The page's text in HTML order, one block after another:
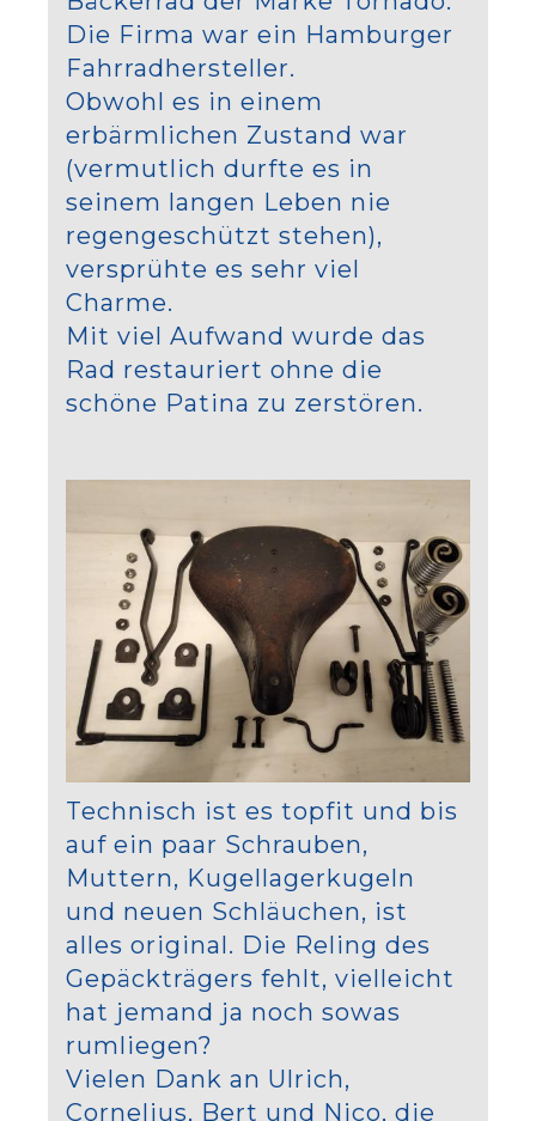
Die Firma war ein Hamburger
Fahrradhersteller.
Obwohl es in einem
erbärmlichen Zustand war
(vermutlich durfte es in
seinem langen Leben nie
regengeschützt stehen),
versprühte es sehr viel
Charme.
Mit viel Aufwand wurde das
Rad restauriert ohne die
schöne Patina zu zerstören.
Technisch ist es topfit und bis
auf ein paar Schrauben,
Muttern, Kugellagerkugeln
und neuen Schläuchen, ist
alles original. Die Reling des
Gepäckträgers fehlt, vielleicht
hat jemand ja noch sowas
rumliegen?
Vielen Dank an Ulrich,
Cornelius, Bert und Nico, die